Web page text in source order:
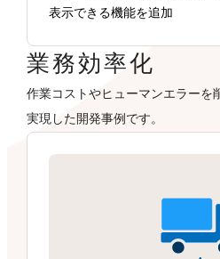
表示できる機能を追加
業務効率化
作業コストやヒューマンエラーを
実現した開発事例です。